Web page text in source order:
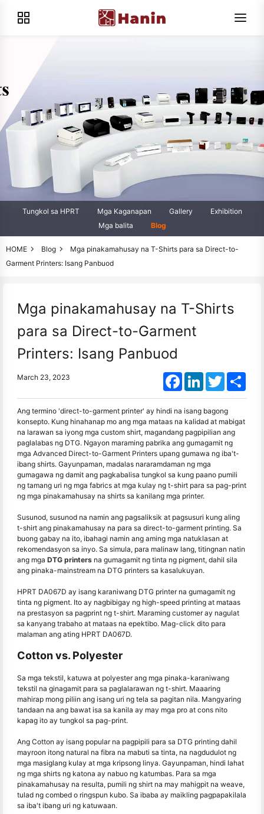
Tungkol sa HPRT Mga Kaganapan Gallery
Exhibition
Mga balita
Blog
HOME Blog
Mga pinakamahusay na T-Shirts para sa Direct-to-
Garment Printers: Isang Panbuod
Mga pinakamahusay na T-Shirts
para sa Direct-to-Garment
Printers: Isang Panbuod
March 23, 2023 FacebookLinkedInTwitter
Ang termino 'direct-to-garment printer' ay hindi na isang bagong
konsepto. Kung hinahanap mo ang mga mataas na kalidad at mabigat
na larawan sa iyong mga custom shirt, magandang pagpipilian ang
paglalabas ng DTG. Ngayon maraming pabrika ang gumagamit ng
mga Advanced Direct-to-Garment Printers upang gumawa ng iba't-
ibang shirts. Gayunpaman, madalas nararamdaman ng mga
gumagawa ng damit ang pagkabalisa tungkol sa kung paano pumili
ng tamang uri ng mga fabrics at mga kulay ng t-shirt para sa pag-print
ng mga pinakamahusay na shirts sa kanilang mga printer.
Susunod, susunod na namin ang pagsaliksik at pagsusuri kung aling
t-shirt ang pinakamahusay na para sa direct-to-garment printing. Sa
buong gabay na ito, ibahagi namin ang aming mga natuklasan at
rekomendasyon sa inyo. Sa simula, para malinaw lang, titingnan natin
ang mga DTG printers na gumagamit ng tinta ng pigment, dahil sila
ang pinaka-mainstream na DTG printers sa kasalukuyan.
HPRT DA067D ay isang karaniwang DTG printer na gumagamit ng
tinta ng pigment. Ito ay nagbibigay ng high-speed printing at mataas
na prestasyon sa pagprint ng t-shirt. Maraming customer ay nagulat
sa kanyang trabaho at mataas na epektibo. Mag-click dito para
malaman ang ating HPRT DA067D.
Cotton vs. Polyester
Sa mga tekstil, katuwa at polyester ang mga pinaka-karaniwang
tekstil na ginagamit para sa paglalarawan ng t-shirt. Maaaring
mahirap mong piliin ang isang uri ng tela sa pagitan nila. Mangyaring
tandaan na ang bawat isa sa kanila ay may mga pro at cons nito
kapag ito ay tungkol sa pag-print.
Ang Cotton ay isang popular na pagpipili para sa DTG printing dahil
mayroon itong natural na fibra na mabuti sa tinta, na nagdudulot ng
mga masiglang kulay at mga kripsong linya. Gayunpaman, hindi lahat
ng mga shirts ng katona ay nabuo ng katumbas. Para sa mga
pinakamahusay na resulta, pumili ng shirt na may mahigpit na weave,
tulad ng combed o ringspun kubo. Sa ibaba ay maikling pagpapakilala
sa iba't ibang uri ng katuwaan.